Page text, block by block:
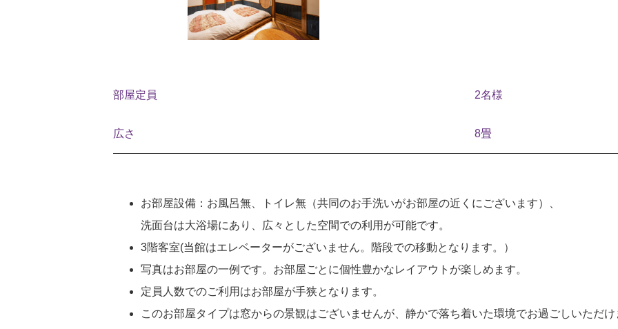
部屋定員 2名様
広さ 8畳
お部屋設備：お風呂無、トイレ無（共同のお手洗いがお部屋の近くにございます）、
洗面台は大浴場にあり、広々とした空間での利用が可能です。
3階客室(当館はエレベーターがございません。階段での移動となります。）
写真はお部屋の一例です。お部屋ごとに個性豊かなレイアウトが楽しめます。
定員人数でのご利用はお部屋が手狭となります。
このお部屋タイプは窓からの景観はございませんが、静かで落ち着いた環境でお過ごしいただけ